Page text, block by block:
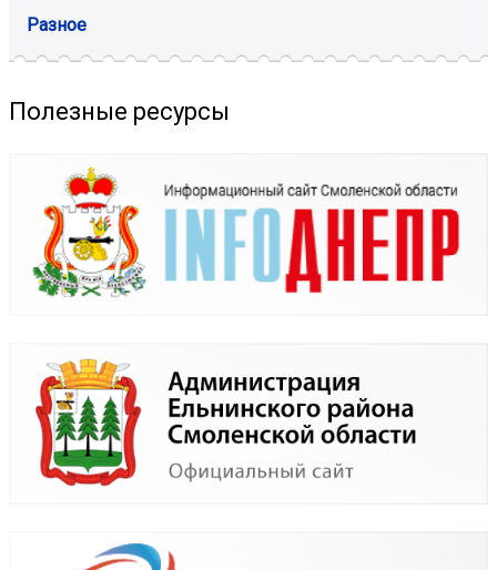
Разное
Полезные ресурсы